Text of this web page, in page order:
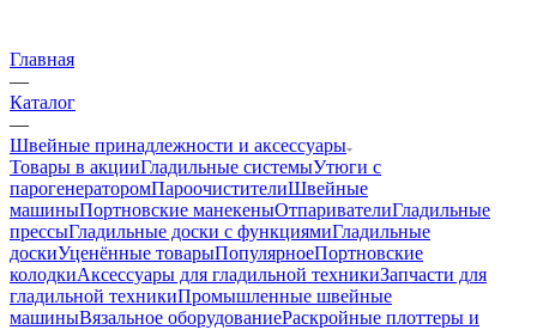
Главная
—
Каталог
—
Швейные принадлежности и аксессуары
Товары в акцииГладильные системыУтюги с
парогенераторомПароочистителиШвейные
машиныПортновские манекеныОтпаривателиГладильные
прессыГладильные доски с функциямиГладильные
доскиУценённые товарыПопулярноеПортновские
колодкиАксессуары для гладильной техникиЗапчасти для
гладильной техникиПромышленные швейные
машиныВязальное оборудованиеРаскройные плоттеры и